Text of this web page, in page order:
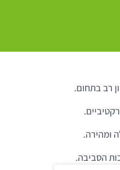
רב בתחום.
ומהירה.
הסביבה.